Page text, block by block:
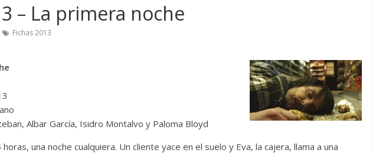
– La primera noche
Fichas 2013
Albar García, Isidro Montalvo y Paloma Bloyd
una noche cualquiera. Un cliente yace en el suelo y Eva, la cajera, llama a una